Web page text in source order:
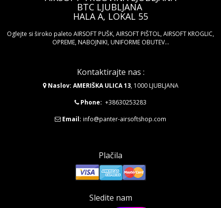
BTC LJUBLJANA
HALA A, LOKAL 55
Oglejte si široko paleto AIRSOFT PUŠK, AIRSOFT PIŠTOL, AIRSOFT KROGLIC,
OPREME, NABOJNIKI, UNIFORME OBUTEV...
Kontaktirajte nas :
Naslov: AMERIŠKA ULICA 13, 1000 LJUBLJANA
Phone: +38630253283
Email: info@panter-airsoftshop.com
Plačila
Sledite nam